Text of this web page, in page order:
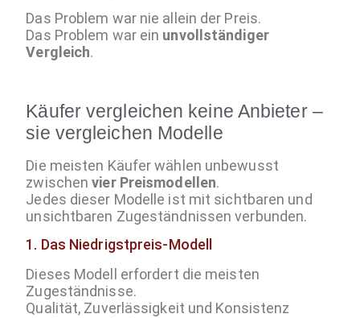
Das Problem war nie allein der Preis.
Das Problem war ein unvollständiger
Vergleich.
Käufer vergleichen keine Anbieter –
sie vergleichen Modelle
Die meisten Käufer wählen unbewusst
zwischenvier Preismodellen.
Jedes dieser Modelle ist mit sichtbaren und
unsichtbaren Zugeständnissen verbunden.
1. Das Niedrigstpreis-Modell
Dieses Modell erfordert die meisten
Zugeständnisse.
Qualität, Zuverlässigkeit und Konsistenz